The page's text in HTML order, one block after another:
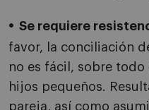
Se requiere
favor, la conciliación
no es fácil, sobre todo
hijos pequeños.
pareja, así como